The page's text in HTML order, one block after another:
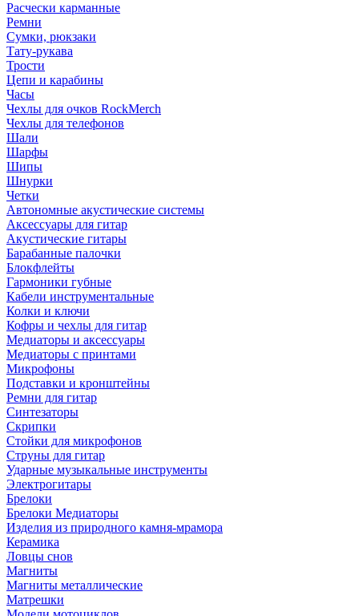
Расчески карманные
Ремни
Сумки, рюкзаки
Тату-рукава
Трости
Цепи и карабины
Часы
Чехлы для очков RockMerch
Чехлы для телефонов
Шали
Шарфы
Шипы
Шнурки
Четки
Автономные акустические системы
Аксессуары для гитар
Акустические гитары
Барабанные палочки
Блокфлейты
Гармоники губные
Кабели инструментальные
Колки и ключи
Кофры и чехлы для гитар
Медиаторы и аксессуары
Медиаторы с принтами
Микрофоны
Подставки и кронштейны
Ремни для гитар
Синтезаторы
Скрипки
Стойки для микрофонов
Струны для гитар
Ударные музыкальные инструменты
Электрогитары
Брелоки
Брелоки Медиаторы
Изделия из природного камня-мрамора
Керамика
Ловцы снов
Магниты
Магниты металлические
Матрешки